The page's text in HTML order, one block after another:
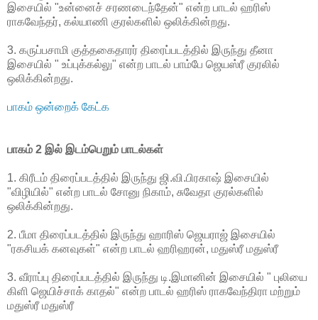
இசையில் "உன்னைச் சரணடைந்தேன்" என்ற பாடல் ஹரிஸ்
ராகவேந்தர், கல்யாணி குரல்களில் ஒலிக்கின்றது.
3. கருப்பசாமி குத்தகைதாரர் திரைப்படத்தில் இருந்து தீனா
இசையில் " உப்புக்கல்லு" என்ற பாடல் பாம்பே ஜெயஸ்ரீ குரலில்
ஒலிக்கின்றது.
பாகம் ஒன்றைக் கேட்க
பாகம் 2 இல் இடம்பெறும் பாடல்கள்
1. கிரீடம் திரைப்படத்தில் இருந்து ஜி.வி.பிரகாஷ் இசையில்
"விழியில்" என்ற பாடல் சோனு நிகாம், சுவேதா குரல்களில்
ஒலிக்கின்றது.
2. பீமா திரைப்படத்தில் இருந்து ஹாரிஸ் ஜெயராஜ் இசையில்
"ரகசியக் கனவுகள்" என்ற பாடல் ஹரிஹரன், மதுஸ்ரீ மதுஸ்ரீ
3. வீராப்பு திரைப்படத்தில் இருந்து டி.இமானின் இசையில் " புலியை
கிளி ஜெயிச்சாக் காதல்" என்ற பாடல் ஹரிஸ் ராகவேந்திரா மற்றும்
மதுஸ்ரீ மதுஸ்ரீ